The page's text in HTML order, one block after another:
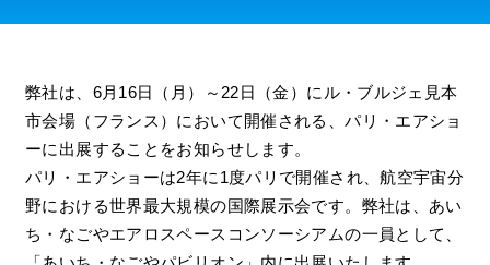
弊社は、6月16日（月）～22日（金）にル・ブルジェ見本
市会場（フランス）において開催される、パリ・エアショ
ーに出展することをお知らせします。
パリ・エアショーは2年に1度パリで開催され、航空宇宙分
野における世界最大規模の国際展示会です。弊社は、あい
ち・なごやエアロスペースコンソーシアムの一員として、